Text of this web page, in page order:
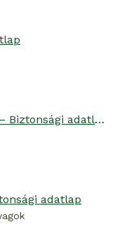
Genezis Speciális Őszi Gyep – Biztonsági adatlap
adatlap